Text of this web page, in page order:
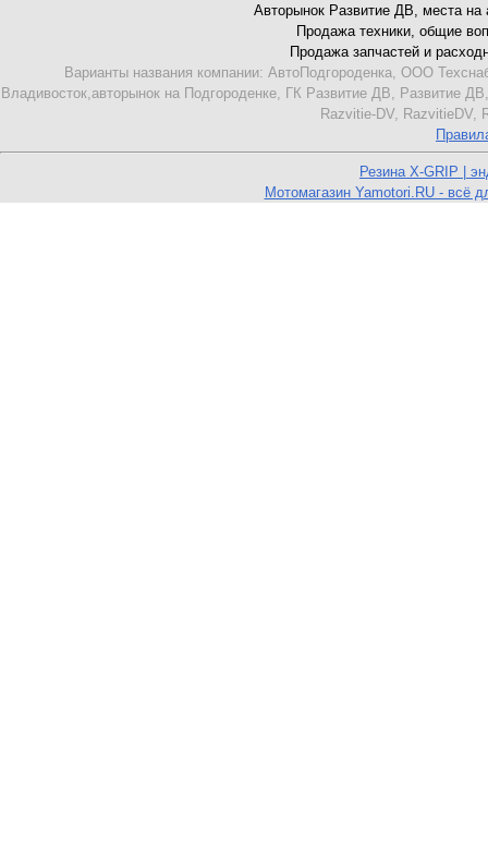
Авторынок Развитие ДВ, места на
Продажа техники, общие
Продажа запчастей и
Варианты названия компании: АвтоПодгороденка, ООО
Владивосток,авторынок на Подгороденке, ГК Развитие ДВ,
Razvitie-DV, RazvitieDV,
Резина X-GRIP |
Мотомагазин Yamotori.RU - всё